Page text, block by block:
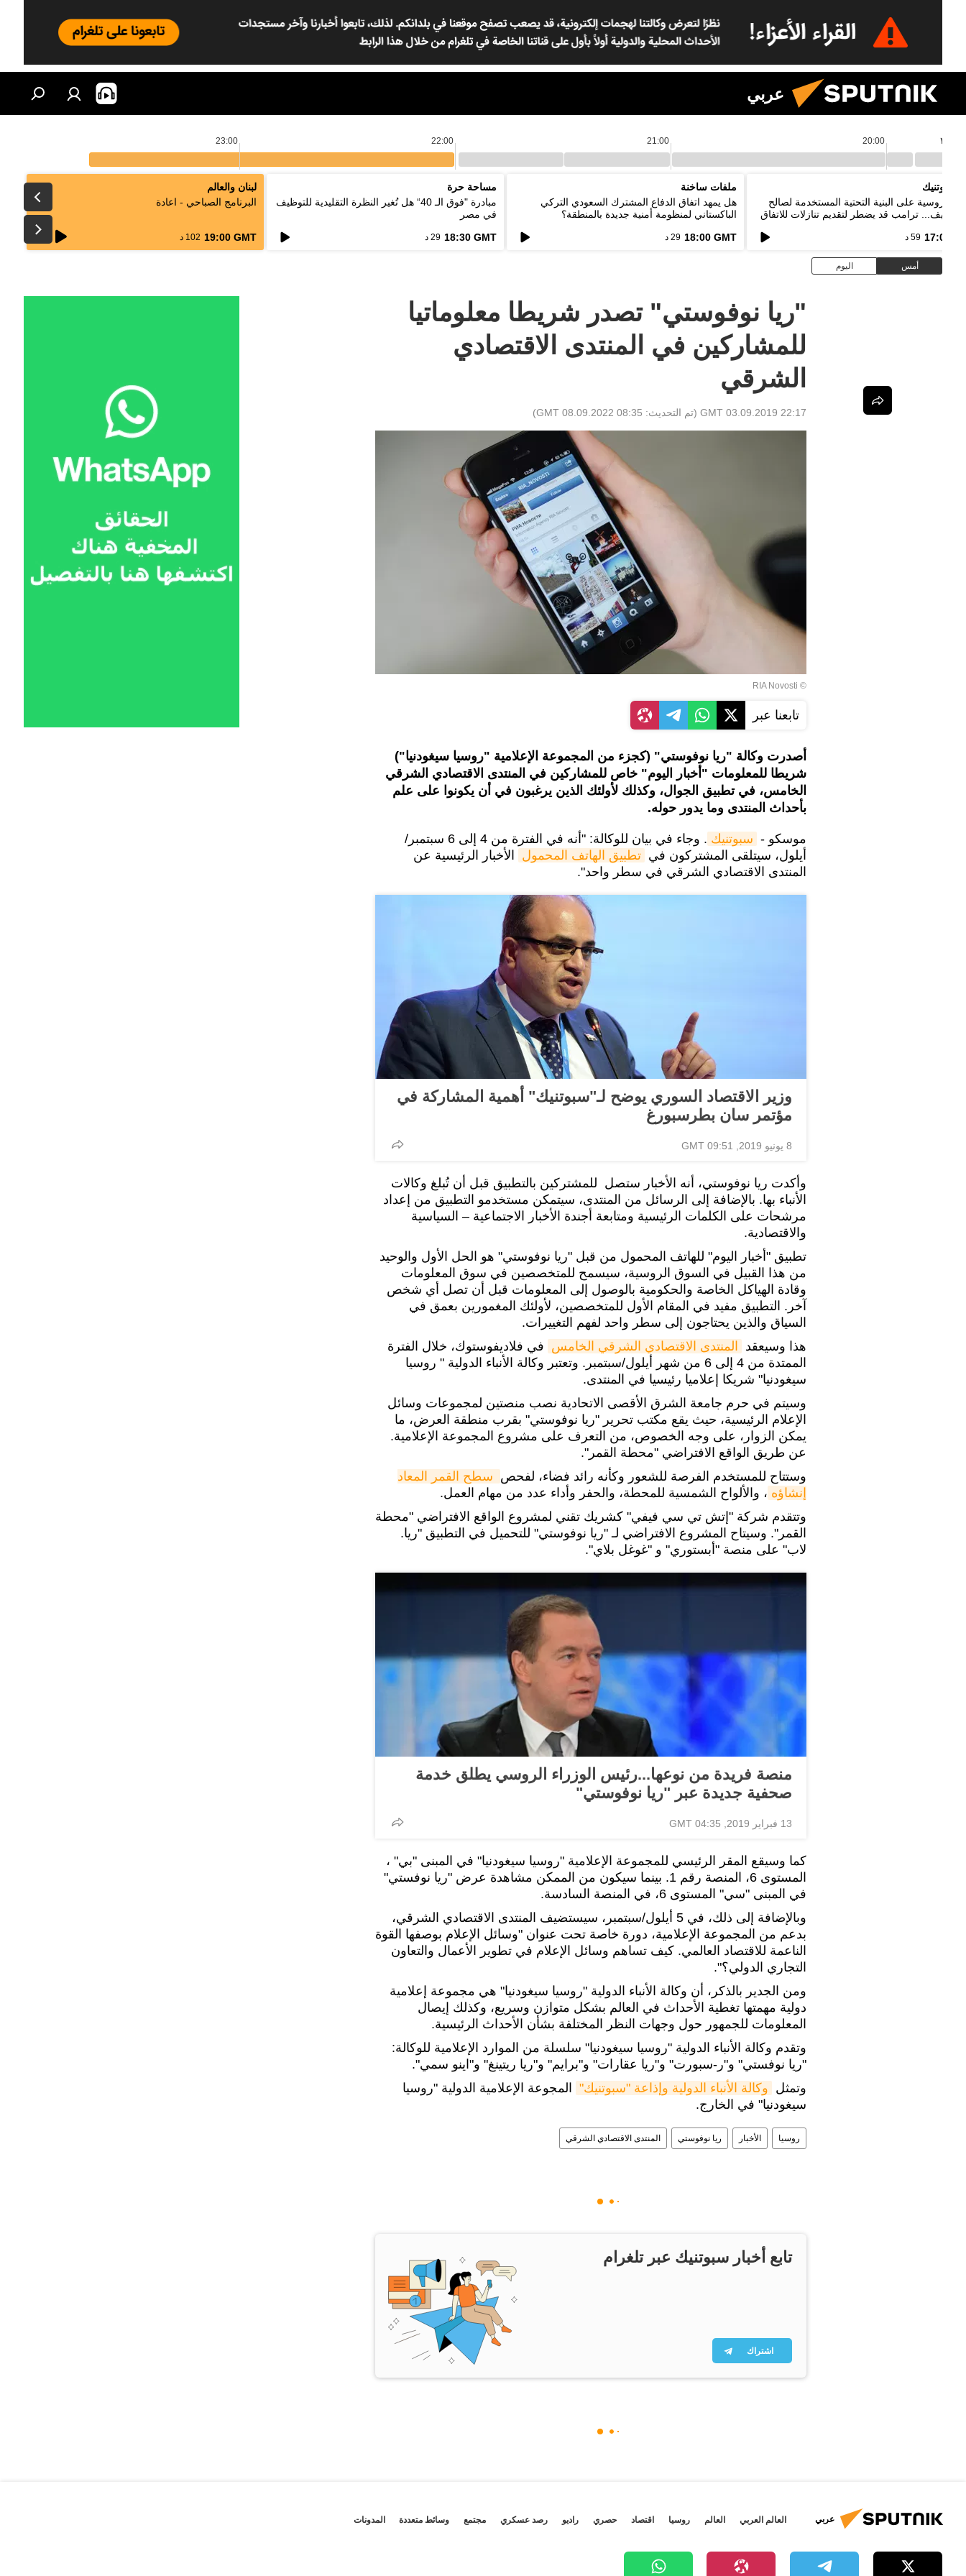
عربي
20:00
21:00
22:00
23:00 ١٩:٣٩
سبوتنيك
روسية على البنية التحتية المستخدمة لصالح
كييف... ترامب قد يضطر لتقديم تنازلات للاتفاق
17:00 59 د
ملفات ساخنة
هل يمهد اتفاق الدفاع المشترك السعودي التركي
الباكستاني لمنظومة أمنية جديدة بالمنطقة؟
18:00 GMT 29 د
مساحة حرة
مبادرة "فوق الـ 40“ هل تُغير النظرة التقليدية للتوظيف
في مصر
18:30 GMT 29 د
لبنان والعالم
البرنامج الصباحي - اعادة
19:00 GMT 102 د live
أمس اليوم
"ريا نوفوستي" تصدر شريطا معلوماتيا
للمشاركين في المنتدى الاقتصادي
الشرقي
22:17 GMT 03.09.2019 (تم التحديث: 08:35 GMT 08.09.2022
)
© RIA Novosti
تابعنا عبر
أصدرت وكالة "ريا نوفوستي" (كجزء من المجموعة الإعلامية "روسيا سيغودنيا")
شريطا للمعلومات "أخبار اليوم" خاص للمشاركين في المنتدى الاقتصادي الشرقي
الخامس، في تطبيق الجوال، وكذلك لأولئك الذين يرغبون في أن يكونوا على علم
بأحداث المنتدى وما يدور حوله.
موسكو - سبوتنيك
. وجاء في بيان للوكالة: "أنه في الفترة من 4 إلى 6 سبتمبر/
أيلول، سيتلقى المشتركون في تطبيق الهاتف المحمول
الأخبار الرئيسية عن
المنتدى الاقتصادي الشرقي في سطر واحد".
وزير الاقتصاد السوري يوضح لـ"سبوتنيك" أهمية المشاركة في
مؤتمر سان بطرسبورغ
8 يونيو 2019, 09:51 GMT
وأكدت ريا نوفوستي، أنه الأخبار ستصل للمشتركين بالتطبيق قبل أن تُبلغ وكالات
الأنباء بها. بالإضافة إلى الرسائل من المنتدى، سيتمكن مستخدمو التطبيق من إعداد
مرشحات على الكلمات الرئيسية ومتابعة أجندة الأخبار الاجتماعية – السياسية
والاقتصادية.
تطبيق "أخبار اليوم" للهاتف المحمول من قبل "ريا نوفوستي" هو الحل الأول والوحيد
من هذا القبيل في السوق الروسية، سيسمح للمتخصصين في سوق المعلومات
وقادة الهياكل الخاصة والحكومية بالوصول إلى المعلومات قبل أن تصل أي شخص
آخر. التطبيق مفيد في المقام الأول للمتخصصين، لأولئك المغمورين بعمق في
السياق والذين يحتاجون إلى سطر واحد لفهم التغييرات.
هذا وسيعقد
المنتدى الاقتصادي الشرقي الخامس في فلاديفوستوك، خلال الفترة
الممتدة من 4 إلى 6 من شهر أيلول/سبتمبر. وتعتبر وكالة الأنباء الدولية " روسيا
سيغودنيا" شريكا إعلاميا رئيسيا في المنتدى.
وسيتم في حرم جامعة الشرق الأقصى الاتحادية نصب منصتين لمجموعات وسائل
الإعلام الرئيسية، حيث يقع مكتب تحرير "ريا نوفوستي" بقرب منطقة العرض، ما
يمكن الزوار، على وجه الخصوص، من التعرف على مشروع المجموعة الإعلامية.
عن طريق الواقع الافتراضي "محطة القمر".
وستتاح للمستخدم الفرصة للشعور وكأنه رائد فضاء، لفحص
إنشاؤه ، والألواح الشمسية للمحطة، والحفر وأداء عدد من مهام العمل.
وتتقدم شركة "إتش تي سي فيفي" كشريك تقني لمشروع الواقع الافتراضي "محطة
القمر". وسيتاح المشروع الافتراضي لـ "ريا نوفوستي" للتحميل في التطبيق "ريا.
لاب" على منصة "أبستوري" و "غوغل بلاي".
منصة فريدة من نوعها...رئيس الوزراء الروسي يطلق خدمة
صحفية جديدة عبر "ريا نوفوستي"
13 فبراير 2019, 04:35 GMT
كما وسيقع المقر الرئيسي للمجموعة الإعلامية "روسيا سيغودنيا" في المبنى "بي" ،
المستوى 6، المنصة رقم 1. بينما سيكون من الممكن مشاهدة عرض "ريا نوفستي"
في المبنى "سي" المستوى 6، في المنصة السادسة.
وبالإضافة إلى ذلك، في 5 أيلول/سبتمبر، سيستضيف المنتدى الاقتصادي الشرقي،
بدعم من المجموعة الإعلامية، دورة خاصة تحت عنوان "وسائل الإعلام بوصفها القوة
الناعمة للاقتصاد العالمي. كيف تساهم وسائل الإعلام في تطوير الأعمال والتعاون
التجاري الدولي؟".
ومن الجدير بالذكر، أن وكالة الأنباء الدولية "روسيا سيغودنيا" هي مجموعة إعلامية
دولية مهمتها تغطية الأحداث في العالم بشكل متوازن وسريع، وكذلك إيصال
المعلومات للجمهور حول وجهات النظر المختلفة بشأن الأحداث الرئيسية.
وتقدم وكالة الأنباء الدولية "روسيا سيغودنيا" سلسلة من الموارد الإعلامية للوكالة:
"ريا نوفستي" و"ر-سبورت" و"ريا عقارات" و"برايم" و"ريا ريتينغ" و"اينو سمي".
وتمثل وكالة الأنباء الدولية وإذاعة "سبوتنيك"
المجوعة الإعلامية الدولية "روسيا
سيغودنيا" في الخارج.
روسيا الأخبار ريا نوفوستي المنتدى الاقتصادي الشرقي
تابع أخبار سبوتنيك عبر تلغرام
اشتراك
عربي العالم العربي العالم روسيا اقتصاد حصري راديو رصد عسكري مجتمع وسائط متعددة المدونات